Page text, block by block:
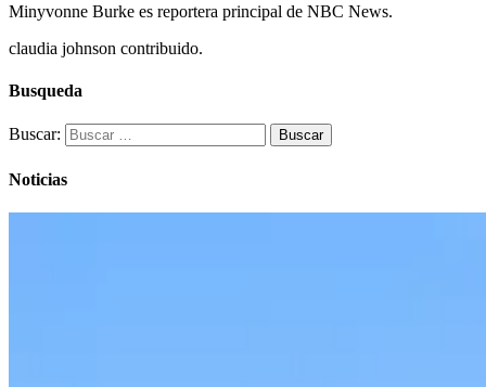
Minyvonne Burke es reportera principal de NBC News.
claudia johnson contribuido.
Busqueda
Buscar:
Noticias